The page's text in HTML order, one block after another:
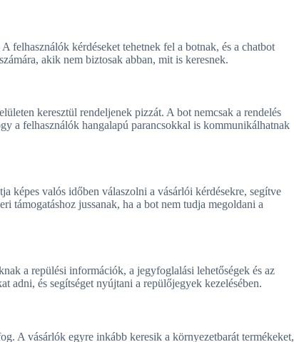
felhasználók kérdéseket tehetnek fel a botnak, és a chatbot
akik nem biztosak abban, mit is keresnek.
keresztül rendeljenek pizzát. A bot nemcsak a rendelés
a felhasználók hangalapú parancsokkal is kommunikálhatnak
képes valós időben válaszolni a vásárlói kérdésekre, segítve
támogatáshoz jussanak, ha a bot nem tudja megoldani a
a repülési információk, a jegyfoglalási lehetőségek és az
adni, és segítséget nyújtani a repülőjegyek kezelésében.
A vásárlók egyre inkább keresik a környezetbarát termékeket,